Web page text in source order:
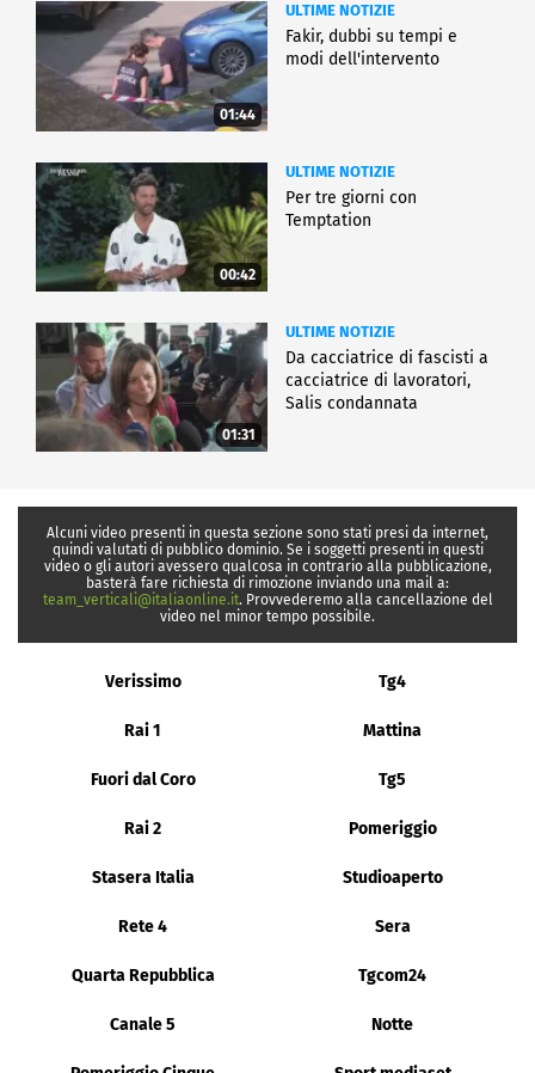
01:44
ULTIME NOTIZIE
Fakir, dubbi su tempi e
modi dell'intervento
00:42
ULTIME NOTIZIE
Per tre giorni con
Temptation
01:31
ULTIME NOTIZIE
Da cacciatrice di fascisti a
cacciatrice di lavoratori,
Salis condannata
Alcuni video presenti in questa sezione sono stati presi da internet,
quindi valutati di pubblico dominio. Se i soggetti presenti in questi
video o gli autori avessero qualcosa in contrario alla pubblicazione,
basterà fare richiesta di rimozione inviando una mail a:
team_verticali@italiaonline.it. Provvederemo alla cancellazione del
video nel minor tempo possibile.
Verissimo Tg4
Rai 1 Mattina
Fuori dal Coro Tg5
Rai 2 Pomeriggio
Stasera Italia Studioaperto
Rete 4 Sera
Quarta Repubblica Tgcom24
Canale 5 Notte